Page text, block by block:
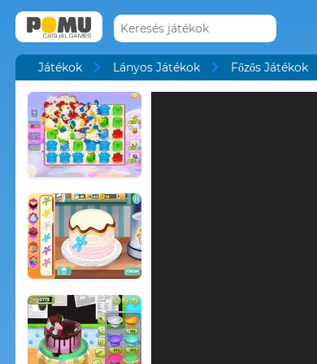
Játékok Lányos Játékok Főzős Játékok